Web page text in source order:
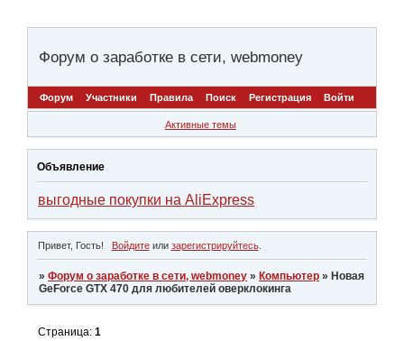
Форум о заработке в сети, webmoney
Форум Участники Правила Поиск Регистрация Войти
Активные темы
Объявление
выгодные покупки на AliExpress
Привет, Гость! Войдитеили зарегистрируйтесь.
»Форум о заработке в сети, webmoney » Компьютер » Новая
GeForce GTX 470 для любителей оверклокинга
Страница:1